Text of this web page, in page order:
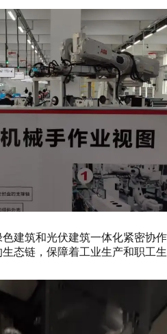
建筑和光伏建筑一体化紧密协
态链，保障着工业生产和职工生